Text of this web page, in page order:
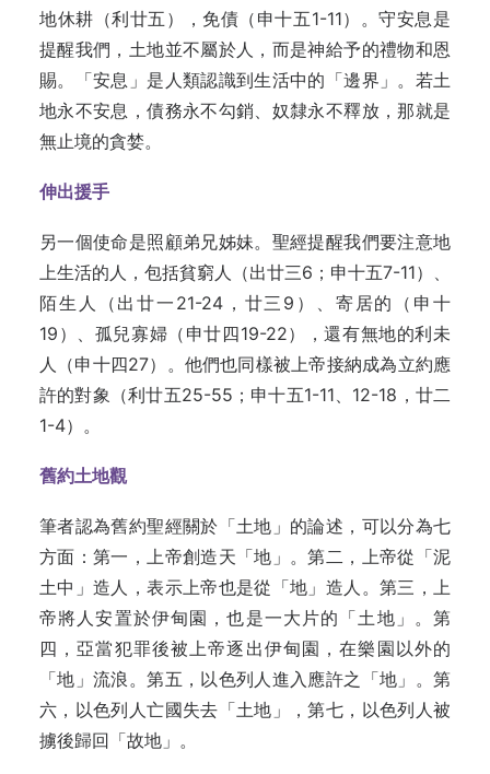
地休耕（利廿五），免債（申十五1-11）。守安息是
提醒我們，土地並不屬於人，而是神給予的禮物和恩
賜。「安息」是人類認識到生活中的「邊界」。若土
地永不安息，債務永不勾銷、奴隸永不釋放，那就是
無止境的貪婪。
伸出援手
另一個使命是照顧弟兄姊妹。聖經提醒我們要注意地
上生活的人，包括貧窮人（出廿三6；申十五7-11）、
陌生人（出廿一21-24，廿三9）、寄居的（申十
19）、孤兒寡婦（申廿四19-22），還有無地的利未
人（申十四27）。他們也同樣被上帝接納成為立約應
許的對象（利廿五25-55；申十五1-11、12-18，廿二
1-4）。
舊約土地觀
筆者認為舊約聖經關於「土地」的論述，可以分為七
方面：第一，上帝創造天「地」。第二，上帝從「泥
土中」造人，表示上帝也是從「地」造人。第三，上
帝將人安置於伊甸園，也是一大片的「土地」。第
四，亞當犯罪後被上帝逐出伊甸園，在樂園以外的
「地」流浪。第五，以色列人進入應許之「地」。第
六，以色列人亡國失去「土地」，第七，以色列人被
擄後歸回「故地」。